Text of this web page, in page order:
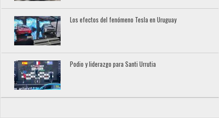
Los efectos del fenómeno Tesla en Uruguay
Podio y liderazgo para Santi Urrutia